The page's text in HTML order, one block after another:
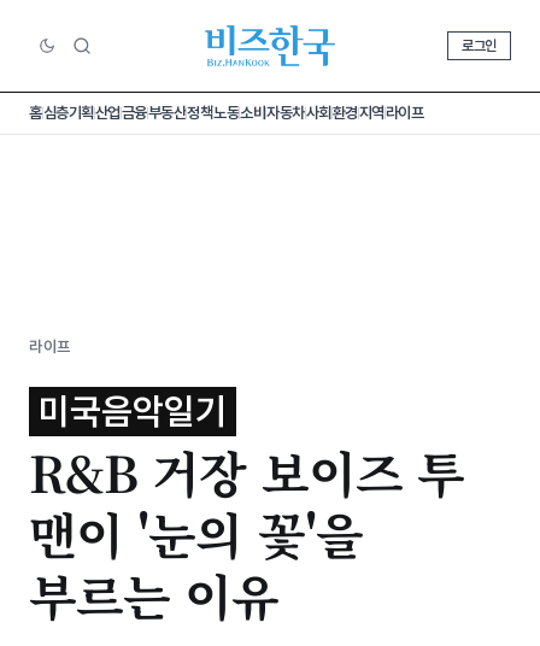
로그인
홈심층기획산업금융부동산정책노동소비 자동차사회환경지역라이프
라이프
미국음악일기
R&B 거장 보이즈 투
맨이 '눈의 꽃'을
부르는 이유